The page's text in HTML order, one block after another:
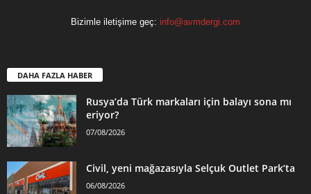
Bizimle iletişime geç: info@avmdergi.com
DAHA FAZLA HABER
Rusya’da Türk markaları için balayı sona mı
eriyor?
07/08/2026
Civil, yeni mağazasıyla Selçuk Outlet Park’ta
06/08/2026